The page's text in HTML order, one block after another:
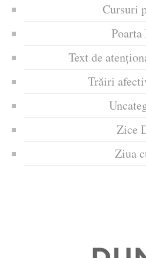
Cursuri
Text de
Trăiri
Zice
Ziua